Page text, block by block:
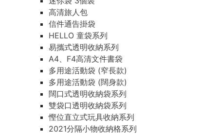
高清旅人包
信件通告掛袋
HELLO 童袋系列
易攜式透明收納系列
A4、F4高清文件書袋
多用途活動袋 (窄長款)
多用途活動袋 (闊身款)
闊口式透明收納袋系列
雙袋口透明收納袋系列
慳位直立式玩具收納系列
2021分隔小物收納格系列